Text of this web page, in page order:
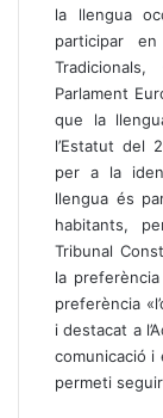
la llengua
participar
Parlament
que la
l’Estatut del
per a la
llengua és
habitants,
Tribunal
la
preferència
i destacat a
comunicació i
permeti